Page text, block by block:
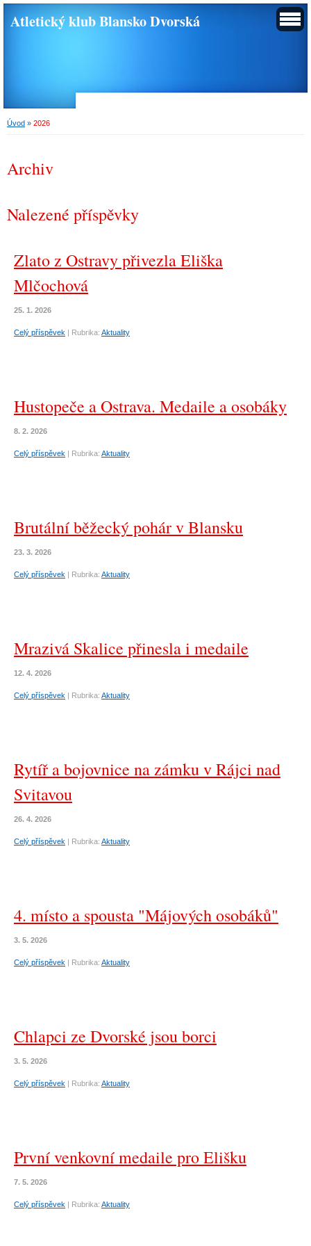
Atletický klub Blansko Dvorská
Úvod » 2026
Archiv
Nalezené příspěvky
Zlato z Ostravy přivezla Eliška
Mlčochová
25. 1. 2026
Celý příspěvek | Rubrika: Aktuality
Hustopeče a Ostrava. Medaile a osobáky
8. 2. 2026
Celý příspěvek | Rubrika: Aktuality
Brutální běžecký pohár v Blansku
23. 3. 2026
Celý příspěvek | Rubrika: Aktuality
Mrazivá Skalice přinesla i medaile
12. 4. 2026
Celý příspěvek | Rubrika: Aktuality
Rytíř a bojovnice na zámku v Rájci nad
Svitavou
26. 4. 2026
Celý příspěvek | Rubrika: Aktuality
4. místo a spousta "Májových osobáků"
3. 5. 2026
Celý příspěvek | Rubrika: Aktuality
Chlapci ze Dvorské jsou borci
3. 5. 2026
Celý příspěvek | Rubrika: Aktuality
První venkovní medaile pro Elišku
7. 5. 2026
Celý příspěvek | Rubrika: Aktuality